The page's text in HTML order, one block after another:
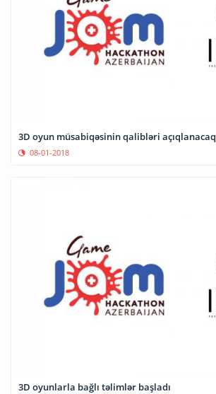
3D oyun müsabiqəsinin qalibləri açıqlanacaq
08-01-2018
3D oyunlarla bağlı təlimlər başladı